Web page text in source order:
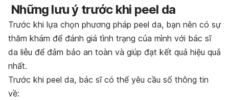
Những lưu ý trước khi peel da
Trước khi lựa chọn phương pháp peel da, bạn nên có sự
thăm khám để đánh giá tình trạng của mình với bác sĩ
da liễu để đảm bảo an toàn và giúp đạt kết quả hiệu quả
nhất.
Trước khi peel da, bác sĩ có thể yêu cầu số thông tin
về: